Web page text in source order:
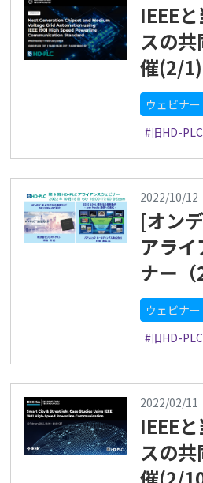
IEEE
スの
催(2/1)
ウェビナー
#旧HD-
2022/10/12
[オン
アラ
ナー（
ウェビナー
#旧HD-
2022/02/11
IEEE
スの